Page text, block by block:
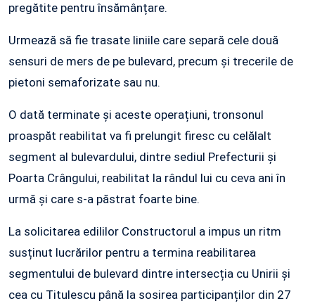
pregătite pentru însămânțare.
Urmează să fie trasate liniile care separă cele două
sensuri de mers de pe bulevard, precum și trecerile de
pietoni semaforizate sau nu.
O dată terminate și aceste operațiuni, tronsonul
proaspăt reabilitat va fi prelungit firesc cu celălalt
segment al bulevardului, dintre sediul Prefecturii și
Poarta Crângului, reabilitat la rândul lui cu ceva ani în
urmă și care s-a păstrat foarte bine.
La solicitarea edililor Constructorul a impus un ritm
susținut lucrărilor pentru a termina reabilitarea
segmentului de bulevard dintre intersecția cu Unirii și
cea cu Titulescu până la sosirea participanților din 27